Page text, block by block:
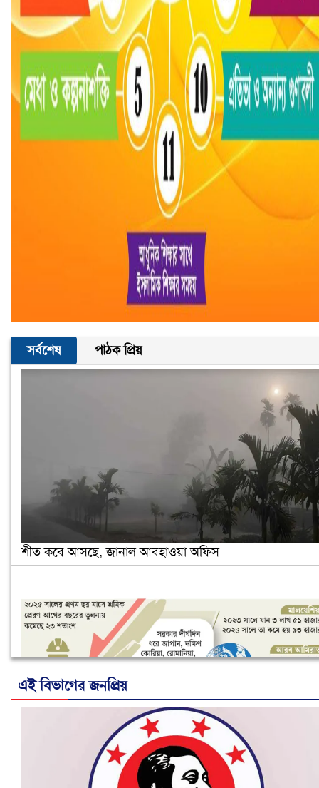
সর্বশেষ পাঠক প্রিয়
শীত কবে আসছে, জানাল আবহাওয়া অফিস
নানা সংকটে রিক্রুটিং এজেন্সি, হুমকির মুখে শ্রম রপ্তানি
এই বিভাগের জনপ্রিয়